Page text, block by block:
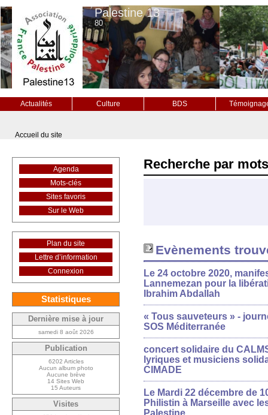
Palestine 13
80
Actualités Culture BDS
Accueil du site
Recherche par
Evènements
Le 24 octobre 2020,
Lannemezan pour la
Ibrahim Abdallah
« Tous sauveteurs » -
SOS Méditerranée
concert solidaire du
lyriques et musiciens
CIMADE
Le Mardi 22 décembre de
Philistin à Marseille avec
Palestine
Agenda
Mots-clés
Sites favoris
Sur le Web
Plan du site
Lettre d’information
Connexion
Statistiques
Dernière mise à jour
samedi 8 août 2026
Publication
6202 Articles
Aucun album photo
Aucune brève
14 Sites Web
15 Auteurs
Visites